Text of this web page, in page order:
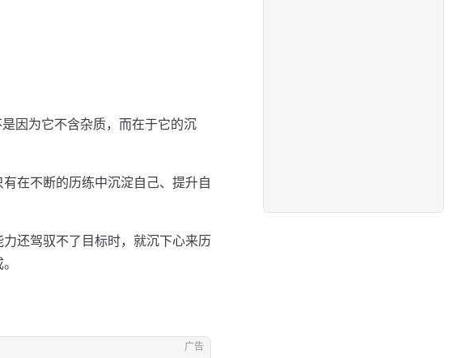
因为它不含杂质，而在于它的沉
在不断的历练中沉淀自己、提升自
还驾驭不了目标时，就沉下心来历
广告